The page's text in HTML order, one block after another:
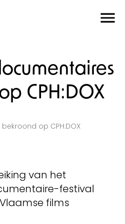
CPH:DOX
op CPH:DOX
van het
festival
Vlaamse films